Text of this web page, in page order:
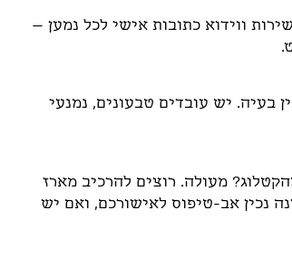
ווידוא כתובות אישי לכל נמען –
בעיה. יש עובדים טבעונים, נמנעי
מעולה. רוצים להרכיב מארז
נכין אב-טיפוס לאישורכם, ואם יש